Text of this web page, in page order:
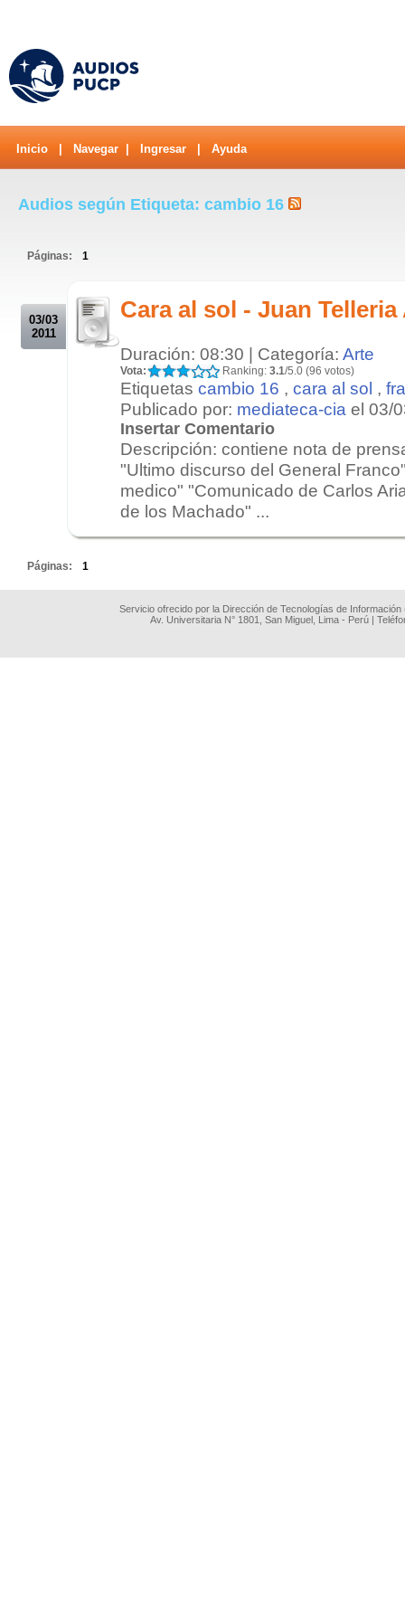
Inicio Navegar Ingresar Ayuda
Audios según Etiqueta: cambio 16
Páginas: 1
03/03
2011
Cara al sol - Juan
Duración: 08:30 | Categoría: Arte
Vota: Ranking: 3.1/5.0 (96 votos)
Etiquetas cambio 16 , cara al sol ,
Publicado por: mediateca-cia el 03/
Insertar Comentario
Descripción: contiene nota de
"Ultimo discurso del General
medico" "Comunicado de Carlos
de los Machado" ...
Páginas: 1
Servicio ofrecido por la Dirección de Tecnologías de
Av. Universitaria N° 1801, San Miguel, Lima - Perú |